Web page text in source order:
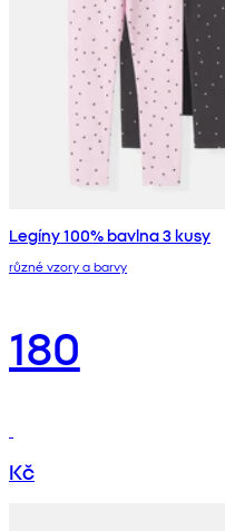
Legíny 100% bavlna 3 kusy
různé vzory a barvy
180
Kč